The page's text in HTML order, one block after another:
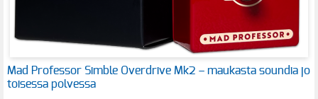
Mad Professor Simble Overdrive Mk2 – maukasta soundia jo
toisessa polvessa